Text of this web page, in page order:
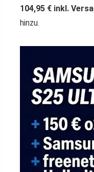
104,95 € inkl.
hinzu.